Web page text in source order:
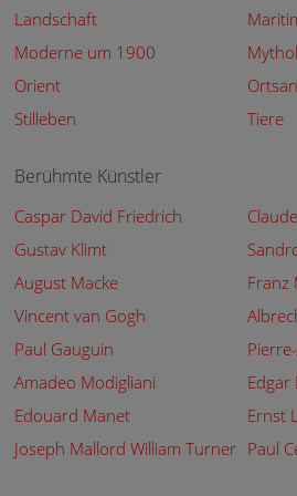
Landschaft
Moderne um 1900
Orient
Stilleben
Tiere
Berühmte Künstler
Caspar David Friedrich
Gustav Klimt
August Macke
Franz
Vincent van Gogh
Paul Gauguin
Amadeo Modigliani
Edgar
Edouard Manet
Ernst
Joseph Mallord William Turner Paul